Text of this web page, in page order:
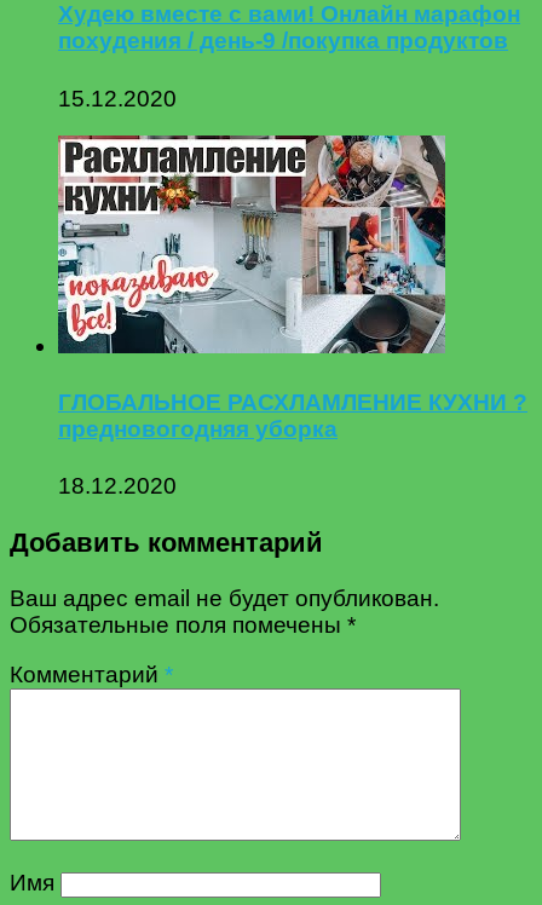
Худею вместе с вами! Онлайн марафон
похудения / день-9 /покупка продуктов
15.12.2020
ГЛОБАЛЬНОЕ РАСХЛАМЛЕНИЕ КУХНИ ?
предновогодняя уборка
18.12.2020
Добавить комментарий
Ваш адрес email не будет опубликован.
Обязательные поля помечены *
Комментарий *
Имя